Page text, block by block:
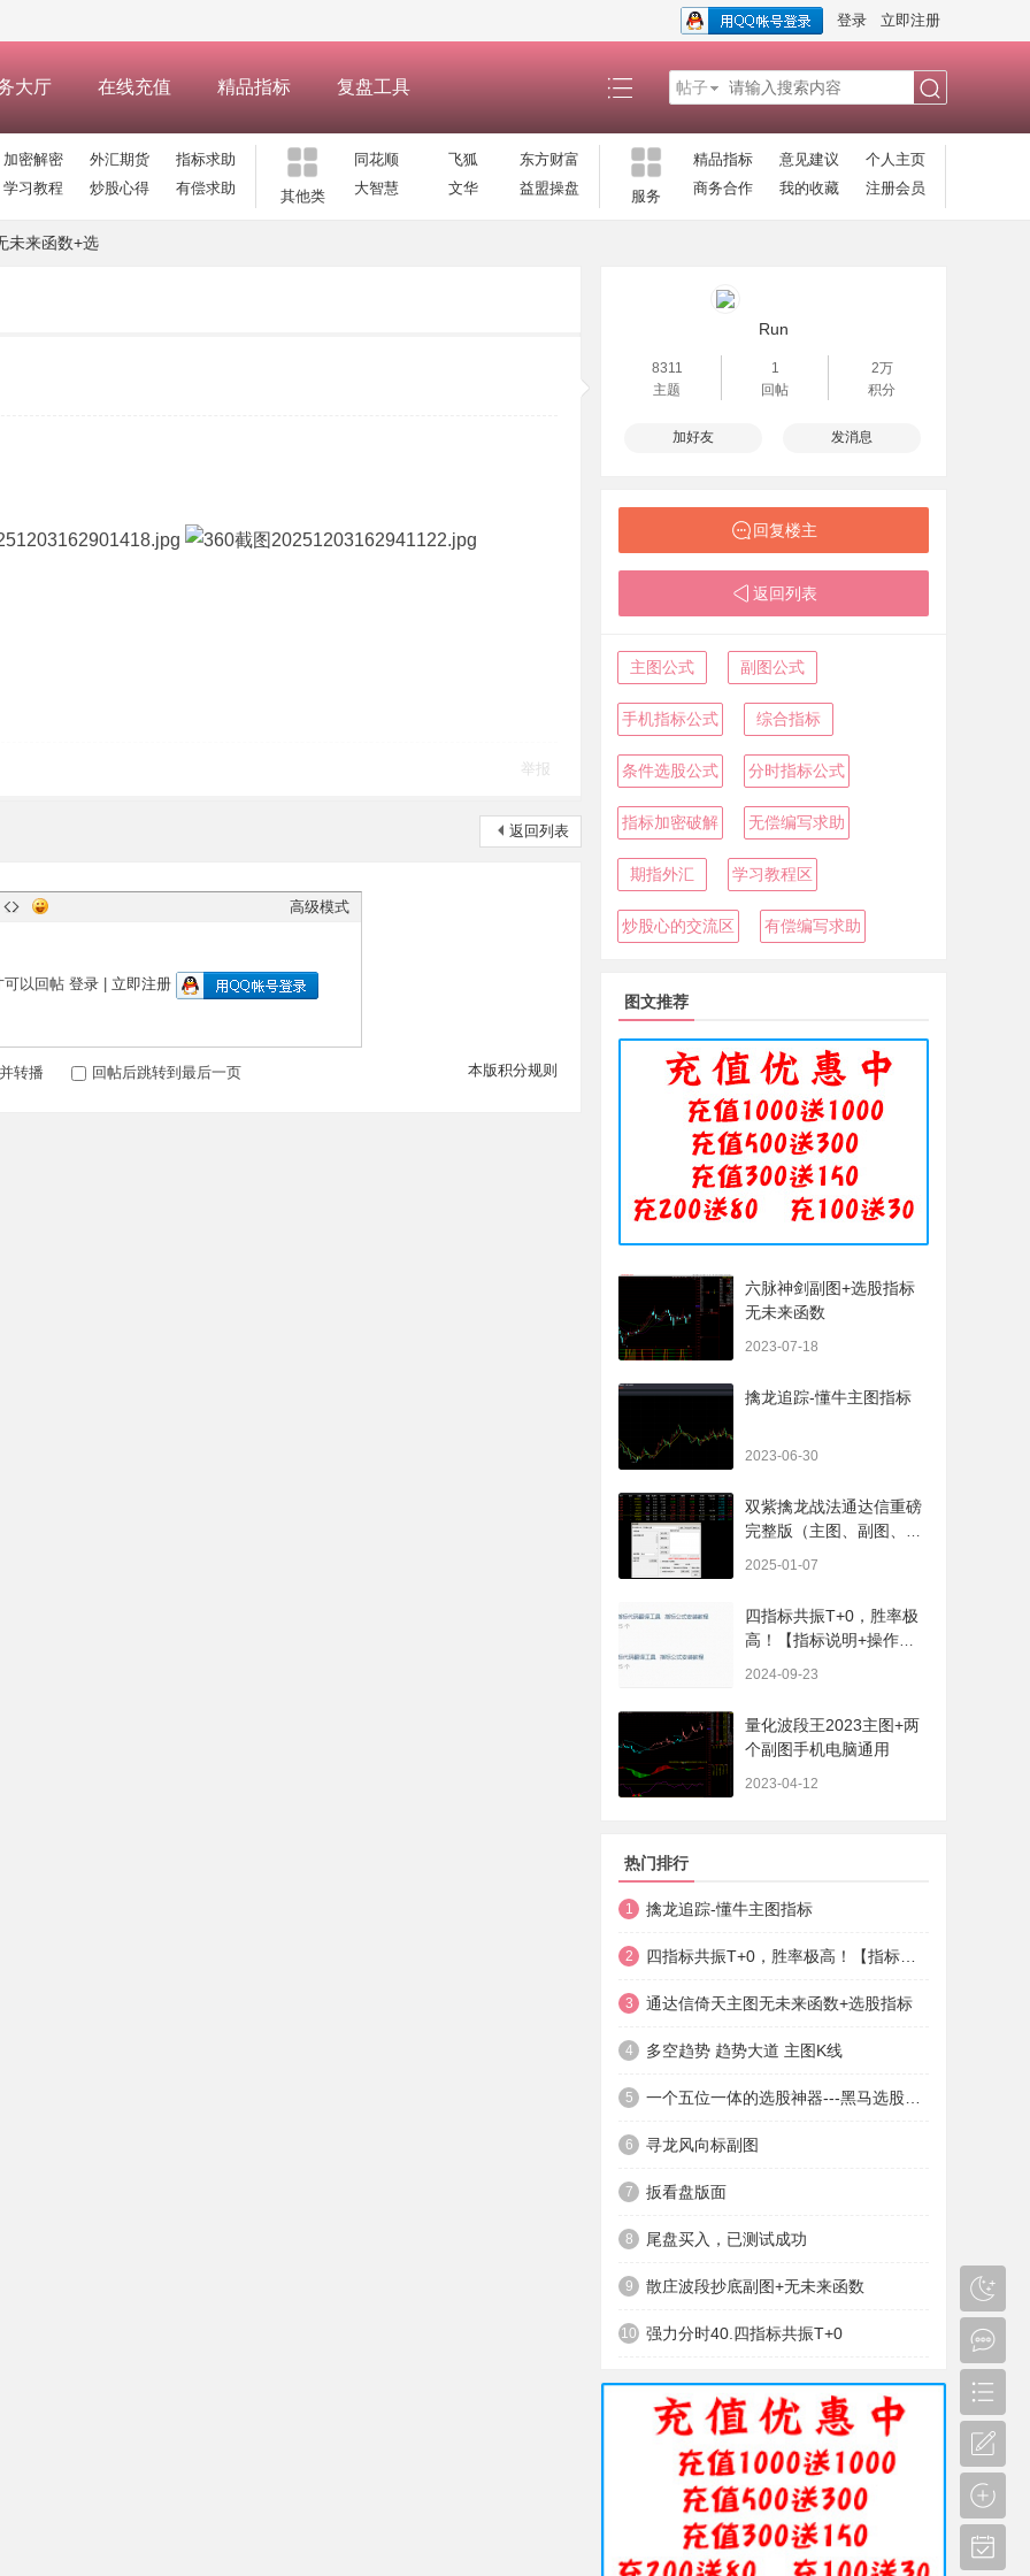
登录 立即注册
大厅 在线充值 精品指标 复盘工具 帖子
加密解密 外汇期货
指标求助
学习教程
炒股心得 有偿求助 其他类
同花顺 飞狐
东方财富
大智慧
文华 益盟操盘 服务
精品指标 意见建议
个人主页
商务合作
我的收藏 注册会员
未来函数+选
举报
返回列表
高级模式
可以回帖 登录| 立即注册
本版积分规则
转播 回帖后跳转到最后一页
Run
8311
主题
1
回帖
2万
积分
加好友 发消息
回复楼主
返回列表
主图公式 副图公式
手机指标公式 综合指标
条件选股公式 分时指标公式
指标加密破解 无偿编写求助
期指外汇 学习教程区
炒股心的交流区 有偿编写求助
图文推荐
六脉神剑副图+选股指标
无未来函数
2023-07-18
擒龙追踪-懂牛主图指标
2023-06-30
双紫擒龙战法通达信重磅
完整版（主图、副图、排
2025-01-07
四指标共振T+0，胜率极
高！【指标说明+操作方
2024-09-23
量化波段王2023主图+两
个副图手机电脑通用
2023-04-12
热门排行
1 擒龙追踪-懂牛主图指标
2
3 通达信倚天主图无未来函数+选股指标
4 多空趋势 趋势大道 主图K线
5
6 寻龙风向标副图
7 扳看盘版面
8 尾盘买入，已测试成功
9 散庄波段抄底副图+无未来函数
10 强力分时40.四指标共振T+0